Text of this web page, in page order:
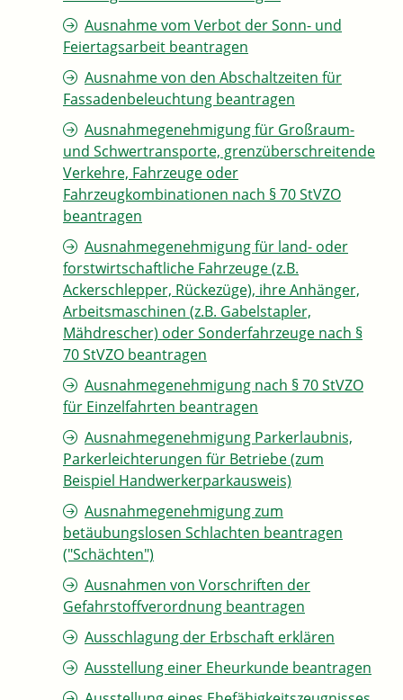
Ausnahme vom Verbot der Sonn- und
Feiertagsarbeit beantragen
Ausnahme von den Abschaltzeiten für
Fassadenbeleuchtung beantragen
Ausnahmegenehmigung für Großraum-
und Schwertransporte, grenzüberschreitende
Verkehre, Fahrzeuge oder
Fahrzeugkombinationen nach § 70 StVZO
beantragen
Ausnahmegenehmigung für land- oder
forstwirtschaftliche Fahrzeuge (z.B.
Ackerschlepper, Rückezüge), ihre Anhänger,
Arbeitsmaschinen (z.B. Gabelstapler,
Mähdrescher) oder Sonderfahrzeuge nach §
70 StVZO beantragen
Ausnahmegenehmigung nach § 70 StVZO
für Einzelfahrten beantragen
Ausnahmegenehmigung Parkerlaubnis,
Parkerleichterungen für Betriebe (zum
Beispiel Handwerkerparkausweis)
Ausnahmegenehmigung zum
betäubungslosen Schlachten beantragen
("Schächten")
Ausnahmen von Vorschriften der
Gefahrstoffverordnung beantragen
Ausschlagung der Erbschaft erklären
Ausstellung einer Eheurkunde beantragen